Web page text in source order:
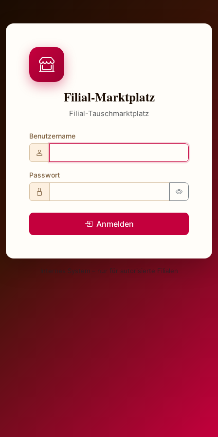
Filial-Marktplatz
Filial-Tauschmarktplatz
Benutzername
Passwort
Anmelden
Internes System – nur für autorisierte Filialen